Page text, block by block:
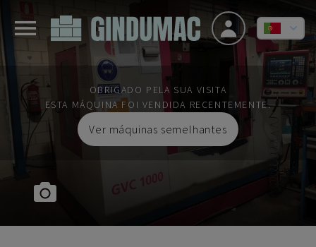
OBRIGADO PELA SUA VISITA
ESTA MÁQUINA FOI VENDIDA RECENTEMENTE.
Ver máquinas semelhantes